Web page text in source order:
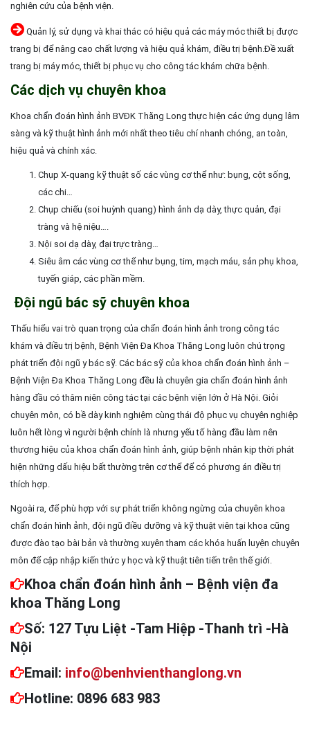
nghiên cứu của bệnh viện.
Quản lý, sử dụng và khai thác có hiệu quả các máy móc thiết bị được
trang bị để nâng cao chất lượng và hiệu quả khám, điều trị bệnh.Đề xuất
trang bị máy móc, thiết bị phục vụ cho công tác khám chữa bệnh.
Các dịch vụ chuyên khoa
Khoa chẩn đoán hình ảnh BVĐK Thăng Long thực hiện các ứng dụng lâm
sàng và kỹ thuật hình ảnh mới nhất theo tiêu chí nhanh chóng, an toàn,
hiệu quả và chính xác.
Chụp X-quang kỹ thuật số các vùng cơ thể như: bụng, cột sống,
các chi…
Chụp chiếu (soi huỳnh quang) hình ảnh dạ dày, thực quản, đại
tràng và hệ niệu….
Nội soi dạ dày, đại trực tràng…
Siêu âm các vùng cơ thể như bụng, tim, mạch máu, sản phụ khoa,
tuyến giáp, các phần mềm.
Đội ngũ bác sỹ chuyên khoa
Thấu hiểu vai trò quan trọng của chẩn đoán hình ảnh trong công tác
khám và điều trị bệnh, Bệnh Viện Đa Khoa Thăng Long luôn chú trọng
phát triển đội ngũ y bác sỹ. Các bác sỹ của khoa chẩn đoán hình ảnh –
Bệnh Viện Đa Khoa Thăng Long đều là chuyên gia chẩn đoán hình ảnh
hàng đầu có thâm niên công tác tại các bệnh viện lớn ở Hà Nội. Giỏi
chuyên môn, có bề dày kinh nghiệm cùng thái độ phục vụ chuyên nghiệp
luôn hết lòng vì người bệnh chính là nhưng yếu tố hàng đầu làm nên
thương hiệu của khoa chẩn đoán hình ảnh, giúp bệnh nhân kịp thời phát
hiện những dấu hiệu bất thường trên cơ thể để có phương án điều trị
thích hợp.
Ngoài ra, để phù hợp với sự phát triển không ngừng của chuyên khoa
chẩn đoán hình ảnh, đội ngũ điều dưỡng và kỹ thuật viên tại khoa cũng
được đào tạo bài bản và thường xuyên tham các khóa huấn luyện chuyên
môn để cập nhập kiến thức y học và kỹ thuật tiên tiến trên thế giới.
Khoa chẩn đoán hình ảnh – Bệnh viện đa
khoa Thăng Long
Số: 127 Tựu Liệt -Tam Hiệp -Thanh trì -Hà
Nội
Email: info@benhvienthanglong.vn
Hotline: 0896 683 983